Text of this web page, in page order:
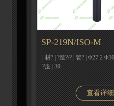
SP-219N/ISO-M
| 材? | ?造?/? | 管? | Φ27.2
?度 | 30…
查看详细